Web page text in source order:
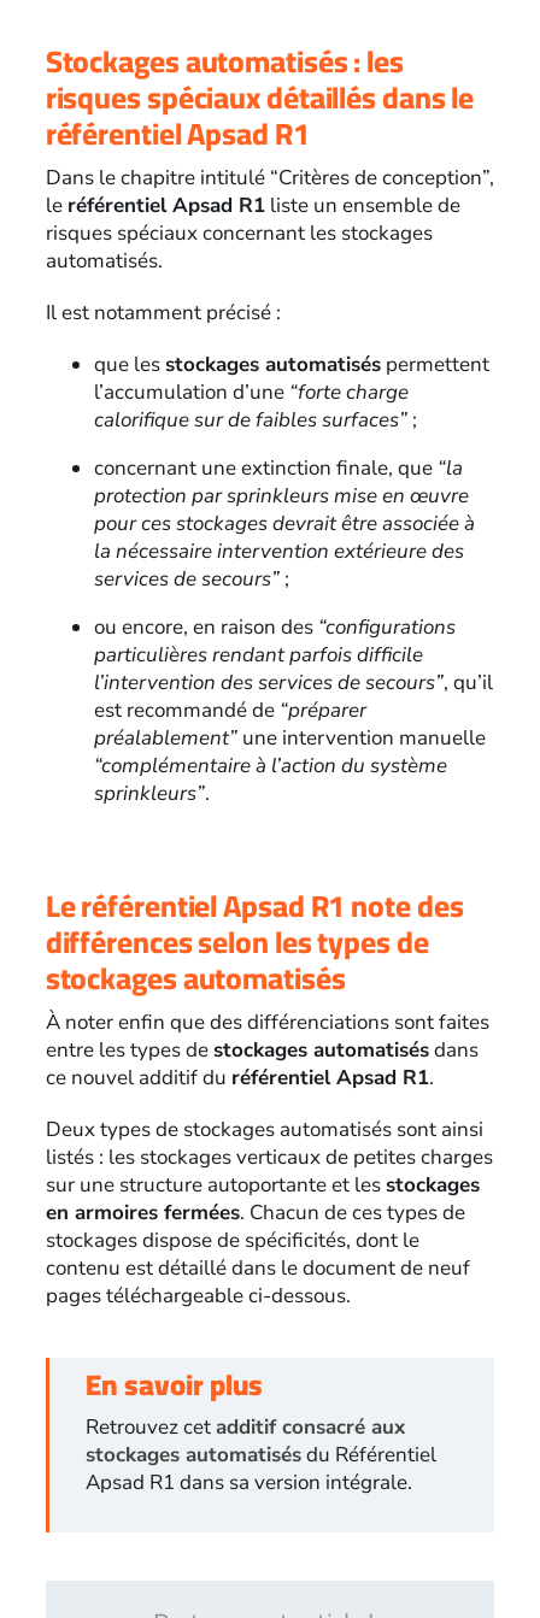
Stockages automatisés : les
risques spéciaux détaillés dans le
référentiel Apsad R1
Dans le chapitre intitulé “Critères de conception”,
le référentiel Apsad R1liste un ensemble de
risques spéciaux concernant les stockages
automatisés.
Il est notamment précisé :
que lesstockages automatiséspermettent
l’accumulation d’une “forte charge
calorifique sur de faibles surfaces”;
concernant une extinction finale, que “la
protection par sprinkleurs mise en œuvre
pour ces stockages devrait être associée à
la nécessaire intervention extérieure des
services de secours”;
ou encore, en raison des “configurations
particulières rendant parfois difficile
l’intervention des services de secours”, qu’il
est recommandé de “préparer
préalablement”une intervention manuelle
“complémentaire à l’action du système
sprinkleurs”.
Le référentiel Apsad R1 note des
différences selon les types de
stockages automatisés
À noter enfin que des différenciations sont faites
entre les types destockages automatisésdans
ce nouvel additif du référentiel Apsad R1.
Deux types de stockages automatisés sont ainsi
listés : les stockages verticaux de petites charges
sur une structure autoportante et lesstockages
en armoires fermées. Chacun de ces types de
stockages dispose de spécificités, dont le
contenu est détaillé dans le document de neuf
pages téléchargeable ci-dessous.
En savoir plus
Retrouvez cetadditif consacré aux
stockages automatisésdu Référentiel
Apsad R1 dans sa version intégrale.